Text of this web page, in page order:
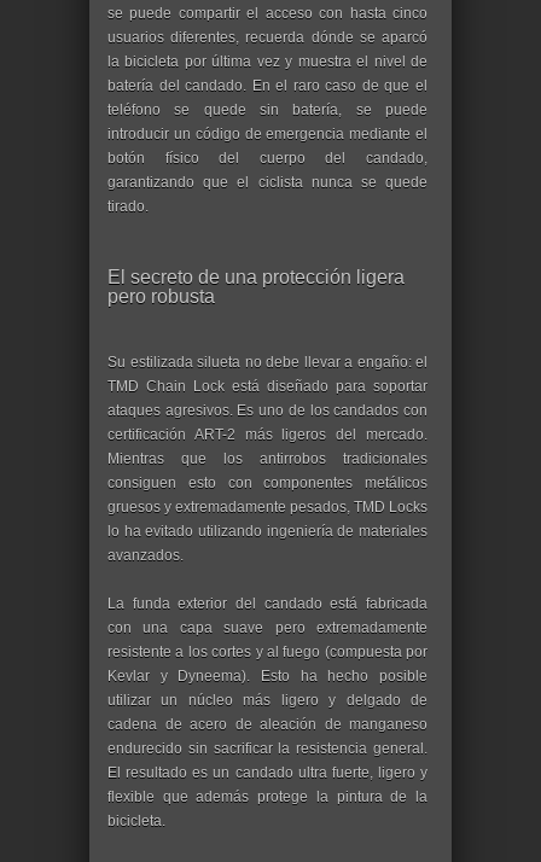
se puede compartir el acceso con hasta cinco
usuarios diferentes, recuerda dónde se aparcó
la bicicleta por última vez y muestra el nivel de
batería del candado. En el raro caso de que el
teléfono se quede sin batería, se puede
introducir un código de emergencia mediante el
botón físico del cuerpo del candado,
garantizando que el ciclista nunca se quede
tirado.
El secreto de una protección ligera
pero robusta
Su estilizada silueta no debe llevar a engaño: el
TMD Chain Lock está diseñado para soportar
ataques agresivos. Es uno de los candados con
certificación ART-2 más ligeros del mercado.
Mientras que los antirrobos tradicionales
consiguen esto con componentes metálicos
gruesos y extremadamente pesados, TMD Locks
lo ha evitado utilizando ingeniería de materiales
avanzados.
La funda exterior del candado está fabricada
con una capa suave pero extremadamente
resistente a los cortes y al fuego (compuesta por
Kevlar y Dyneema). Esto ha hecho posible
utilizar un núcleo más ligero y delgado de
cadena de acero de aleación de manganeso
endurecido sin sacrificar la resistencia general.
El resultado es un candado ultra fuerte, ligero y
flexible que además protege la pintura de la
bicicleta.